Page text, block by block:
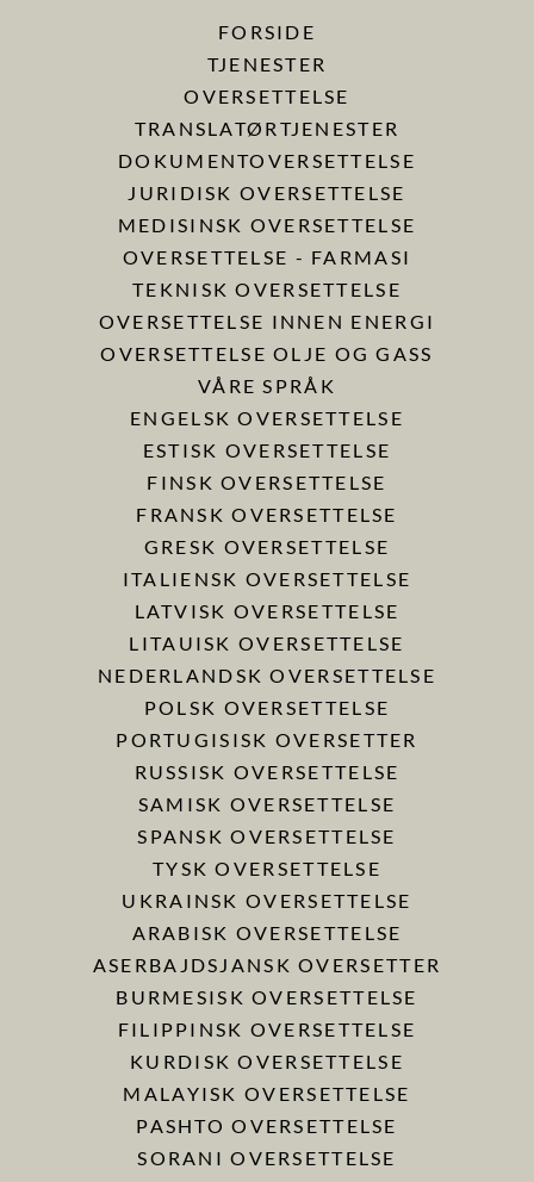
FORSIDE
TJENESTER
OVERSETTELSE
TRANSLATØRTJENESTER
DOKUMENTOVERSETTELSE
JURIDISK OVERSETTELSE
MEDISINSK OVERSETTELSE
OVERSETTELSE - FARMASI
TEKNISK OVERSETTELSE
OVERSETTELSE INNEN ENERGI
OVERSETTELSE OLJE OG GASS
VÅRE SPRÅK
ENGELSK OVERSETTELSE
ESTISK OVERSETTELSE
FINSK OVERSETTELSE
FRANSK OVERSETTELSE
GRESK OVERSETTELSE
ITALIENSK OVERSETTELSE
LATVISK OVERSETTELSE
LITAUISK OVERSETTELSE
NEDERLANDSK OVERSETTELSE
POLSK OVERSETTELSE
PORTUGISISK OVERSETTER
RUSSISK OVERSETTELSE
SAMISK OVERSETTELSE
SPANSK OVERSETTELSE
TYSK OVERSETTELSE
UKRAINSK OVERSETTELSE
ARABISK OVERSETTELSE
ASERBAJDSJANSK OVERSETTER
BURMESISK OVERSETTELSE
FILIPPINSK OVERSETTELSE
KURDISK OVERSETTELSE
MALAYISK OVERSETTELSE
PASHTO OVERSETTELSE
SORANI OVERSETTELSE